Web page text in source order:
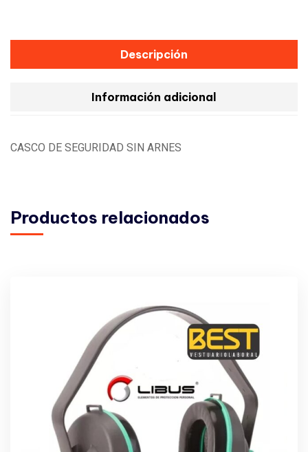
Descripción
Información adicional
CASCO DE SEGURIDAD SIN ARNES
Productos relacionados